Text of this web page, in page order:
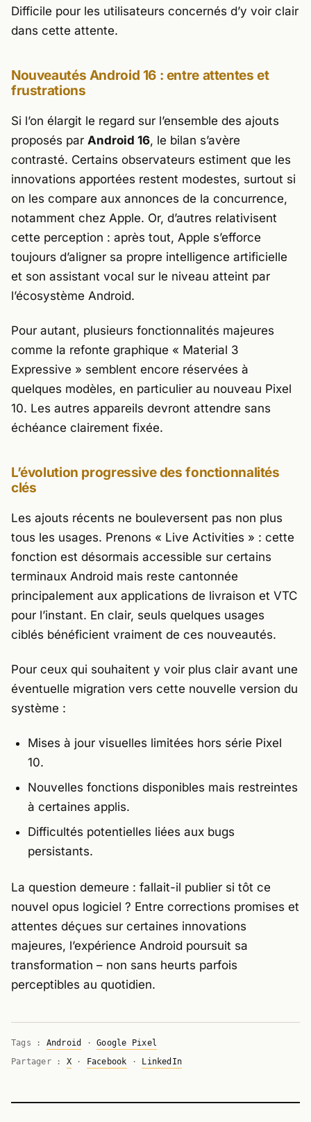
Difficile pour les utilisateurs concernés d’y voir clair
dans cette attente.
Nouveautés Android 16 : entre attentes et
frustrations
Si l’on élargit le regard sur l’ensemble des ajouts
proposés par Android 16, le bilan s’avère
contrasté. Certains observateurs estiment que les
innovations apportées restent modestes, surtout si
on les compare aux annonces de la concurrence,
notamment chez Apple. Or, d’autres relativisent
cette perception : après tout, Apple s’efforce
toujours d’aligner sa propre intelligence artificielle
et son assistant vocal sur le niveau atteint par
l’écosystème Android.
Pour autant, plusieurs fonctionnalités majeures
comme la refonte graphique « Material 3
Expressive » semblent encore réservées à
quelques modèles, en particulier au nouveau Pixel
10. Les autres appareils devront attendre sans
échéance clairement fixée.
L’évolution progressive des fonctionnalités
clés
Les ajouts récents ne bouleversent pas non plus
tous les usages. Prenons « Live Activities » : cette
fonction est désormais accessible sur certains
terminaux Android mais reste cantonnée
principalement aux applications de livraison et VTC
pour l’instant. En clair, seuls quelques usages
ciblés bénéficient vraiment de ces nouveautés.
Pour ceux qui souhaitent y voir plus clair avant une
éventuelle migration vers cette nouvelle version du
système :
Mises à jour visuelles limitées hors série Pixel
10.
Nouvelles fonctions disponibles mais restreintes
à certaines applis.
Difficultés potentielles liées aux bugs
persistants.
La question demeure : fallait-il publier si tôt ce
nouvel opus logiciel ? Entre corrections promises et
attentes déçues sur certaines innovations
majeures, l’expérience Android poursuit sa
transformation – non sans heurts parfois
perceptibles au quotidien.
Tags : Android ·Google Pixel
Partager : X· Facebook · LinkedIn